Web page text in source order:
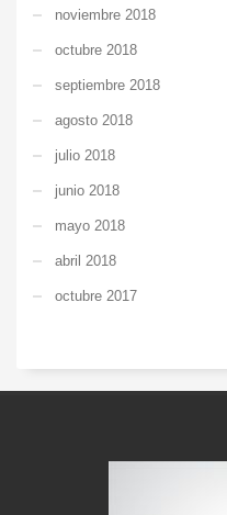
noviembre 2018
octubre 2018
septiembre 2018
agosto 2018
julio 2018
junio 2018
mayo 2018
abril 2018
octubre 2017